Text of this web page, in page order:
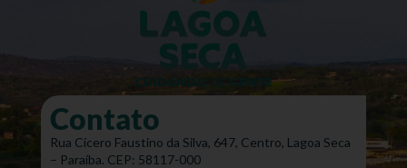
Contato
Rua Cícero Faustino da Silva, 647, Centro, Lagoa Seca
– Paraíba. CEP: 58117-000